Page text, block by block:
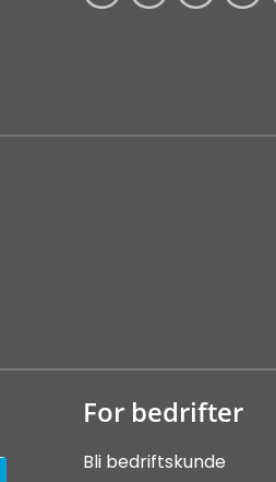
For bedrifter
Bli bedriftskunde